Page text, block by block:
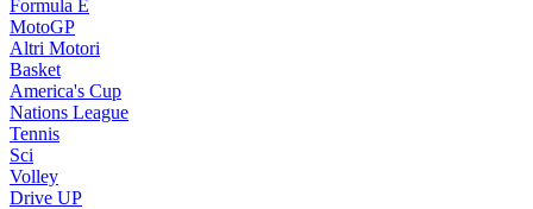
Formula E
MotoGP
Altri Motori
Basket
America's Cup
Nations League
Tennis
Sci
Volley
Drive UP